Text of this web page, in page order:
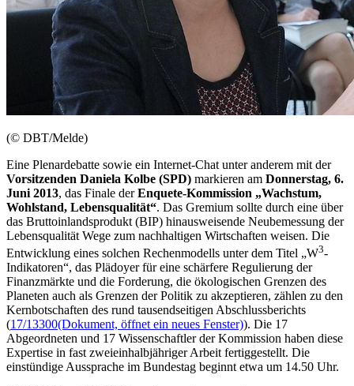
(© DBT/Melde)
Eine Plenardebatte sowie ein Internet-Chat unter anderem mit der
Vorsitzenden Daniela Kolbe (SPD) markieren am Donnerstag, 6.
Juni 2013, das Finale derEnquete-Kommission „Wachstum,
Wohlstand, Lebensqualität“. Das Gremium sollte durch eine über
das Bruttoinlandsprodukt (BIP) hinausweisende Neubemessung der
Lebensqualität Wege zum nachhaltigen Wirtschaften weisen. Die
Entwicklung eines solchen Rechenmodells unter dem Titel „W3-
Indikatoren“, das Plädoyer für eine schärfere Regulierung der
Finanzmärkte und die Forderung, die ökologischen Grenzen des
Planeten auch als Grenzen der Politik zu akzeptieren, zählen zu den
Kernbotschaften des rund tausendseitigen Abschlussberichts
(17/13300(Dokument, öffnet ein neues Fenster)). Die 17
Abgeordneten und 17 Wissenschaftler der Kommission haben diese
Expertise in fast zweieinhalbjähriger Arbeit fertiggestellt. Die
einstündige Aussprache im Bundestag beginnt etwa um 14.50 Uhr.